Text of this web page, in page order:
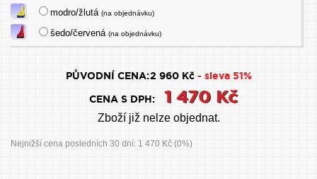
modro/žlutá(na objednávku)
šedo/červená(na objednávku)
PŮVODNÍ CENA:2 960 Kč - sleva 51%
CENA S DPH:
1 470 Kč
Zboží již nelze objednat.
Nejnižší cena posledních 30 dní: 1 470 Kč (0%)